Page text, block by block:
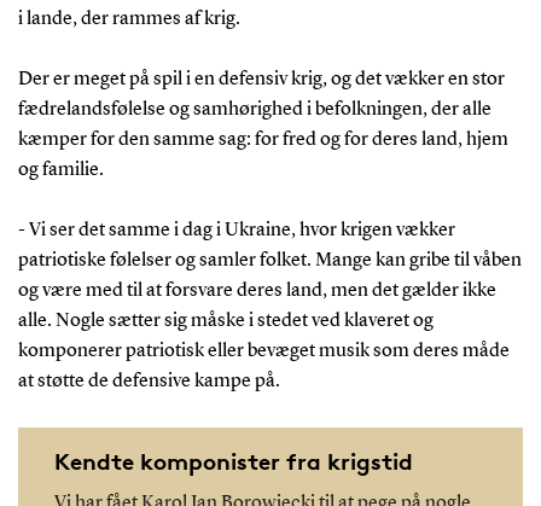
i lande, der rammes af krig.
Der er meget på spil i en defensiv krig, og det vækker en stor
fædrelandsfølelse og samhørighed i befolkningen, der alle
kæmper for den samme sag: for fred og for deres land, hjem
og familie.
- Vi ser det samme i dag i Ukraine, hvor krigen vækker
patriotiske følelser og samler folket. Mange kan gribe til våben
og være med til at forsvare deres land, men det gælder ikke
alle. Nogle sætter sig måske i stedet ved klaveret og
komponerer patriotisk eller bevæget musik som deres måde
at støtte de defensive kampe på.
Kendte komponister fra krigstid